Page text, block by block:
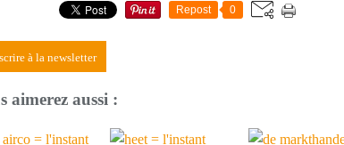
Repost 0
à la newsletter
aimerez aussi :